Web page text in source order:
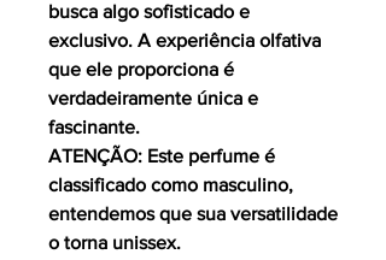
busca algo sofisticado e
exclusivo. A experiência olfativa
que ele proporciona é
verdadeiramente única e
fascinante.
ATENÇÃO: Este perfume é
classificado como masculino,
entendemos que sua versatilidade
o torna unissex.